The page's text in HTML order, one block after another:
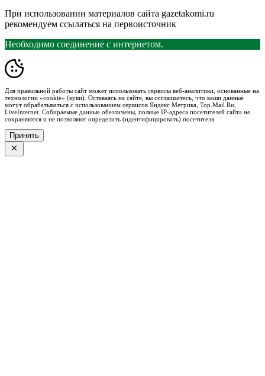
При использовании материалов сайта gazetakomi.ru
рекомендуем ссылаться на первоисточник
Необходимо соединение с интернетом.
Для правильной работы сайт может использовать сервисы веб-аналитики, основанные на
технологии «cookie» (куки). Оставаясь на сайте, вы соглашаетесь, что ваши данные
могут обрабатываться с использованием сервисов Яндекс Метрика, Top.Mail.Ru,
LiveInternet. Собираемые данные обезличены, полные IP-адреса посетителей сайта не
сохраняются и не позволяют определить (идентифицировать) посетителя.
Принять